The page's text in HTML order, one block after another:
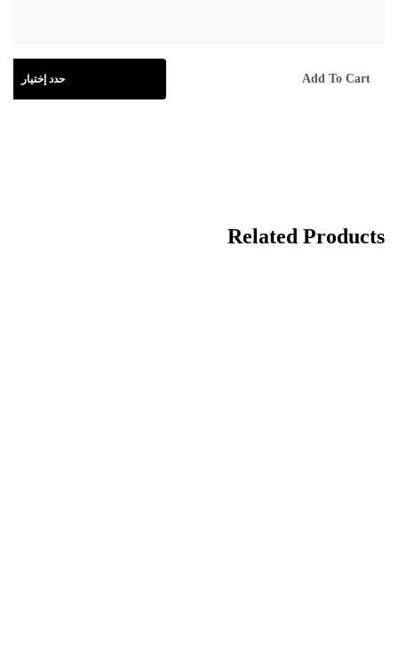
Add To Cart حدد إختيار
Related Products